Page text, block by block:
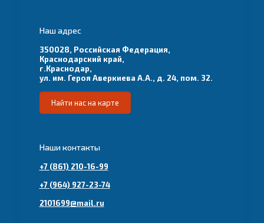
Наш адрес
350028, Российская Федерация,
Краснодарский край,
г.Краснодар,
ул. им. Героя Аверкиева А.А., д. 24, пом. 32.
Найти нас на карте
Наши контакты
+7 (861) 210-16-99
+7 (964) 927-23-74
2101699@mail.ru